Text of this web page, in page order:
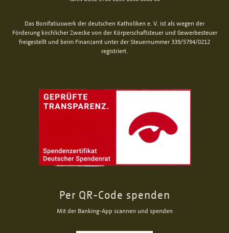
Das Bonifatiuswerk der deutschen Katholiken e. V. ist als wegen der
Förderung kirchlicher Zwecke von der Körperschaftsteuer und Gewerbesteuer
freigestellt und beim Finanzamt unter der Steuernummer 339/5794/0212
registriert.
Per QR-Code spenden
Mit der Banking-App scannen und spenden